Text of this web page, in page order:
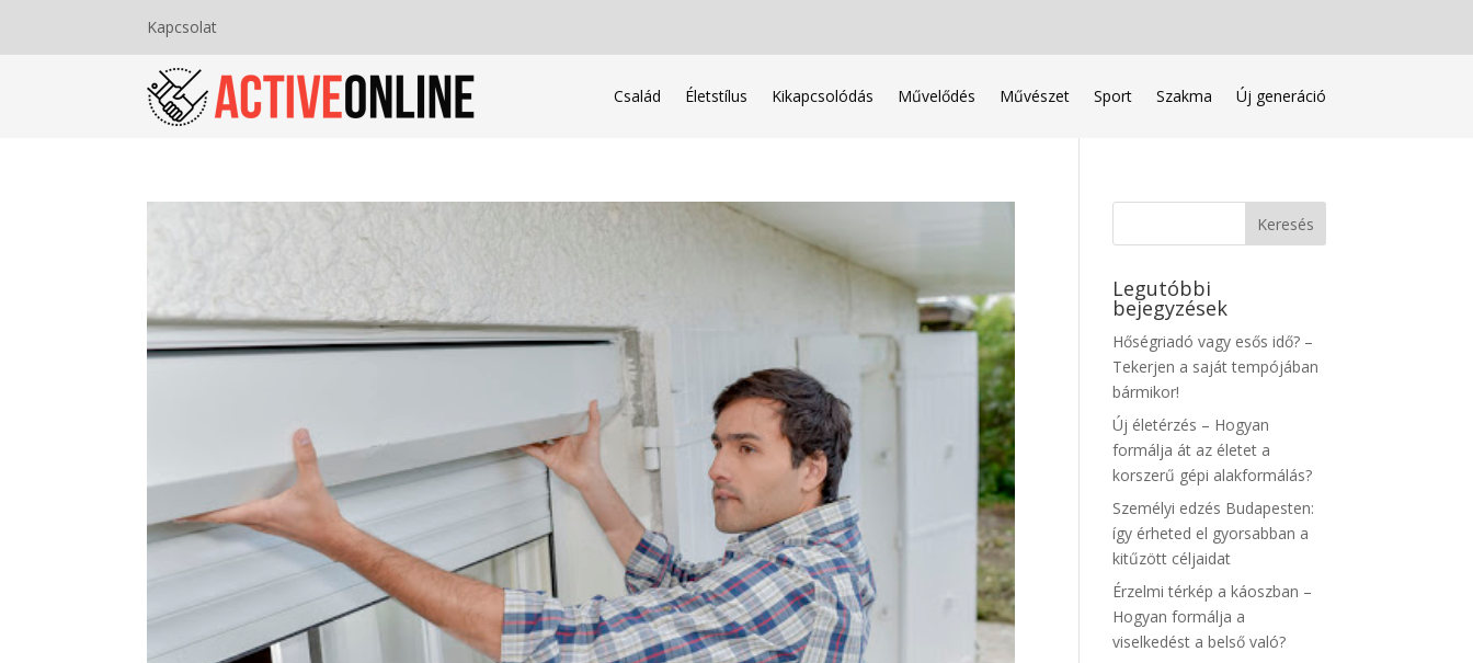
Kapcsolat
Család Életstílus Kikapcsolódás Művelődés Művészet Sport Szakma Új generáció
Legutóbbi
bejegyzések
Hőségriadó vagy esős idő? –
Tekerjen a saját tempójában
bármikor!
Új életérzés – Hogyan
formálja át az életet a
korszerű gépi alakformálás?
Személyi edzés Budapesten:
így érheted el gyorsabban a
kitűzött céljaidat
Érzelmi térkép a káoszban –
Hogyan formálja a
viselkedést a belső való?